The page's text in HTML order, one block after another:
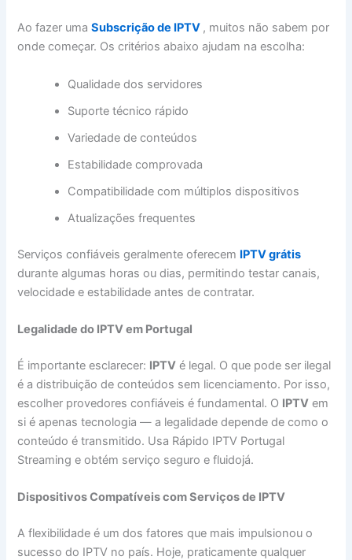
Ao fazer umaSubscrição de IPTV , muitos não sabem por
onde começar. Os critérios abaixo ajudam na escolha:
Qualidade dos servidores
Suporte técnico rápido
Variedade de conteúdos
Estabilidade comprovada
Compatibilidade com múltiplos dispositivos
Atualizações frequentes
Serviços confiáveis geralmente oferecem IPTV grátis
durante algumas horas ou dias, permitindo testar canais,
velocidade e estabilidade antes de contratar.
Legalidade do IPTV em Portugal
É importante esclarecer: IPTV é legal. O que pode ser ilegal
é a distribuição de conteúdos sem licenciamento. Por isso,
escolher provedores confiáveis é fundamental. O IPTV em
si é apenas tecnologia — a legalidade depende de como o
conteúdo é transmitido. Usa Rápido IPTV Portugal
Streaming e obtém serviço seguro e fluidojá.
Dispositivos Compatíveis com Serviços de IPTV
A flexibilidade é um dos fatores que mais impulsionou o
sucesso do IPTV no país. Hoje, praticamente qualquer